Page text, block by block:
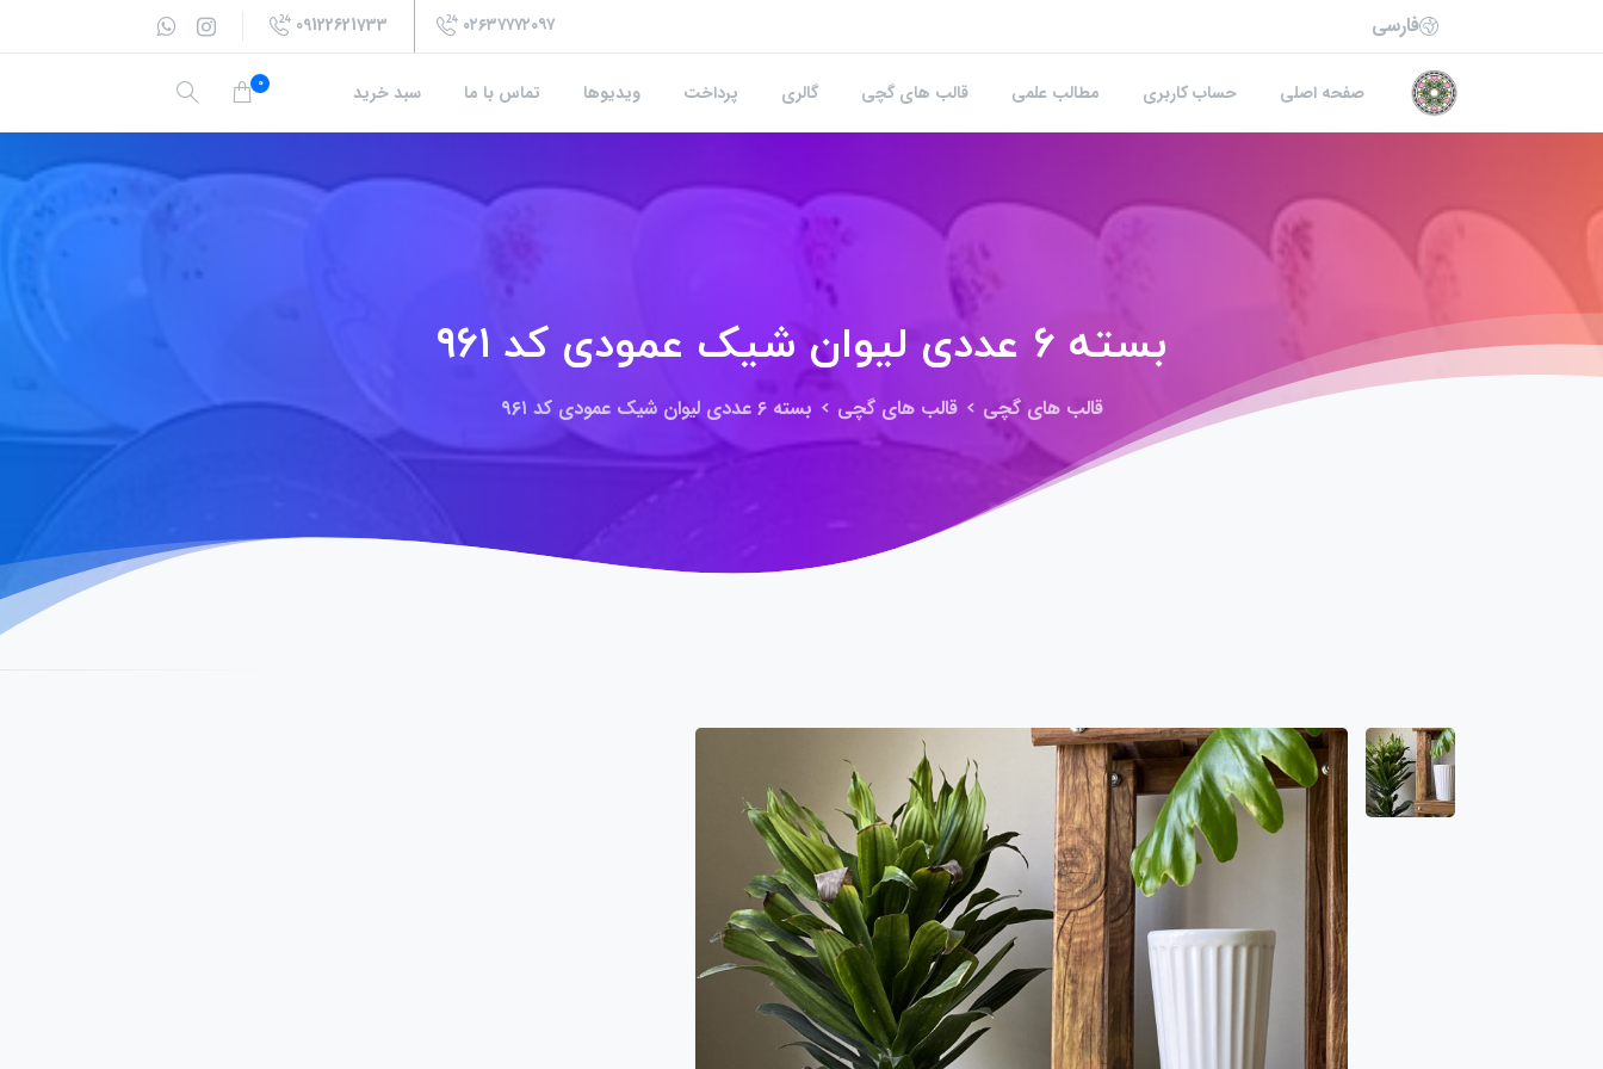
فارسی ۰۲۶۳۷۷۷۲۰۹۷ 09122621733
صفحه اصلی حساب کاربری مطالب علمی قالب های گچی گالری پرداخت ویدیوها تماس با ما سبد خرید 0
بسته ۶ عددی لیوان شیک عمودی کد ۹۶۱
قالب های گچی قالب های گچی بسته ۶ عددی لیوان شیک عمودی کد ۹۶۱